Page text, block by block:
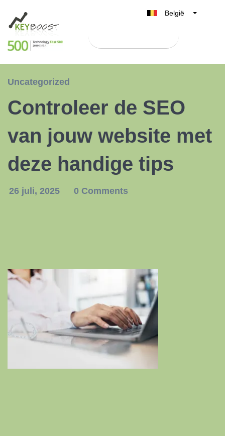
België
Nederland
España
Uncategorized
Controleer de SEO
van jouw website met
deze handige tips
26 juli, 2025 0 Comments